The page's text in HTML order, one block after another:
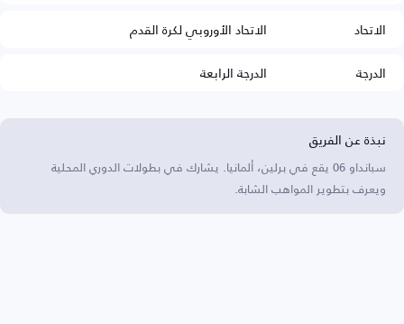
الاتحاد
الاتحاد الأوروبي لكرة القدم
الدرجة
الدرجة الرابعة
نبذة عن الفريق
سبانداو 06 يقع في برلين، ألمانيا. يشارك في بطولات الدوري المحلية
ويعرف بتطوير المواهب الشابة.